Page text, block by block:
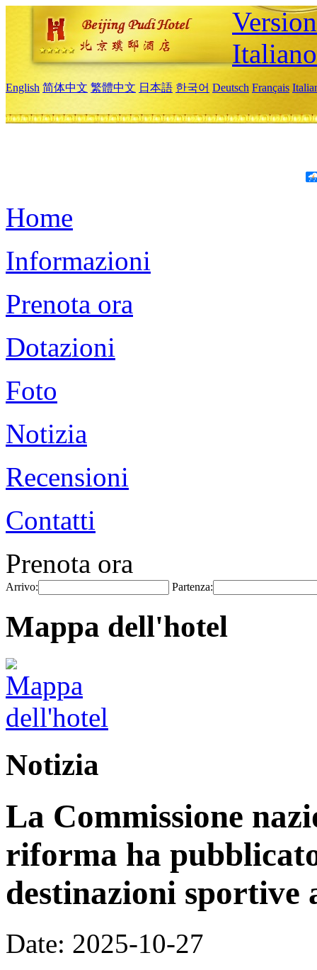
Italiano
English 简体中文 繁體中文 日本語 한국어 Deutsch Français
Home
Informazioni
Prenota ora
Dotazioni
Foto
Notizia
Recensioni
Contatti
Prenota ora
Arrivo: Partenza:
Mappa dell'hotel
Notizia
La Commissione
riforma ha
destinazioni
Date: 2025-10-27